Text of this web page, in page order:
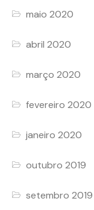
maio 2020
abril 2020
março 2020
fevereiro 2020
janeiro 2020
outubro 2019
setembro 2019